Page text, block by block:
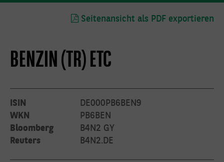
19:00 Uhr
per Post
BNP Paribas S.A.
Seitenansicht als PDF exportieren
BENZIN (TR) ETC
ISIN
DE000PB6BEN9
WKN
PB6BEN
Bloomberg
B4N2 GY
Reuters
B4N2.DE